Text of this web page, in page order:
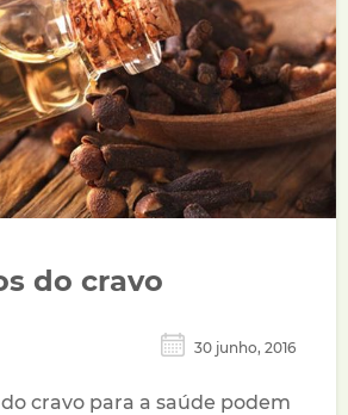
do cravo
30 junho, 2016
cravo para a saúde podem